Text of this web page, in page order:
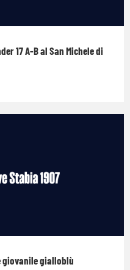
17 A-B al San Michele di
giovanile gialloblù